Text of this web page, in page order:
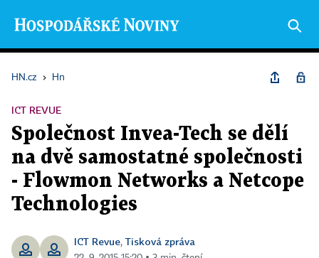
HN.cz › Hn
ICT REVUE
Společnost Invea-Tech se dělí
na dvě samostatné společnosti
- Flowmon Networks a Netcope
Technologies
ICT Revue, Tisková zpráva